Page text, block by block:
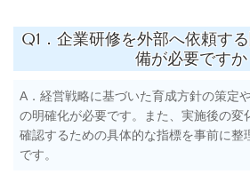
Q1．企業研修を外部へ依頼す
備が必要ですか
A．経営戦略に基づいた育成方針の策定
の明確化が必要です。また、実施後の変
確認するための具体的な指標を事前に整
です。